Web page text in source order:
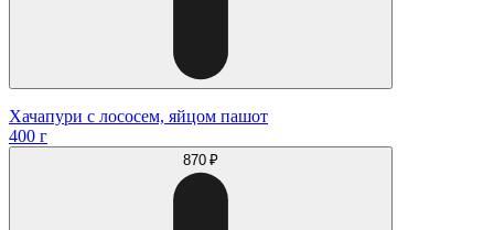
Хачапури с лососем, яйцом пашот
400 г
870 ₽